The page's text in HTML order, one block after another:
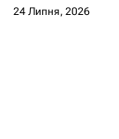
24 Липня, 2026